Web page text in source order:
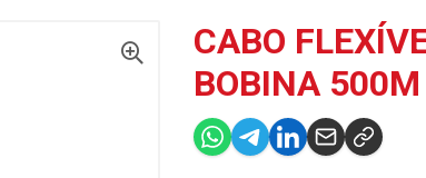
CABO
BOBINA 500M